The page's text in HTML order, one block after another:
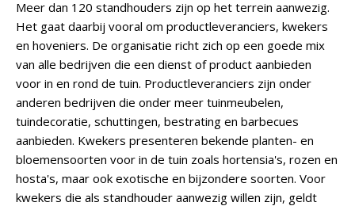
Meer dan 120 standhouders zijn op het terrein aanwezig.
Het gaat daarbij vooral om productleveranciers, kwekers
en hoveniers. De organisatie richt zich op een goede mix
van alle bedrijven die een dienst of product aanbieden
voor in en rond de tuin. Productleveranciers zijn onder
anderen bedrijven die onder meer tuinmeubelen,
tuindecoratie, schuttingen, bestrating en barbecues
aanbieden. Kwekers presenteren bekende planten- en
bloemensoorten voor in de tuin zoals hortensia's, rozen en
hosta's, maar ook exotische en bijzondere soorten. Voor
kwekers die als standhouder aanwezig willen zijn, geldt